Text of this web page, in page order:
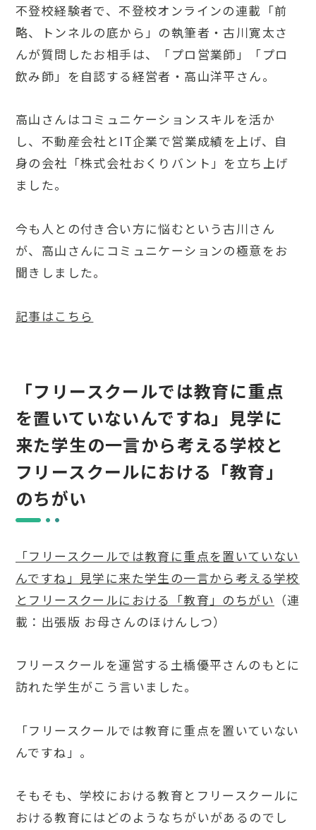
不登校経験者で、不登校オンラインの連載「前
略、トンネルの底から」の執筆者・古川寛太さ
んが質問したお相手は、「プロ営業師」「プロ
飲み師」を自認する経営者・高山洋平さん。
高山さんはコミュニケーションスキルを活か
し、不動産会社とIT企業で営業成績を上げ、自
身の会社「株式会社おくりバント」を立ち上げ
ました。
今も人との付き合い方に悩むという古川さん
が、高山さんにコミュニケーションの極意をお
聞きしました。
記事はこちら
「フリースクールでは教育に重点
を置いていないんですね」見学に
来た学生の一言から考える学校と
フリースクールにおける「教育」
のちがい
「フリースクールでは教育に重点を置いていない
んですね」見学に来た学生の一言から考える学校
とフリースクールにおける「教育」のちがい （連
載：出張版 お母さんのほけんしつ）
フリースクールを運営する土橋優平さんのもとに
訪れた学生がこう言いました。
「フリースクールでは教育に重点を置いていない
んですね」。
そもそも、学校における教育とフリースクールに
おける教育にはどのようなちがいがあるのでし